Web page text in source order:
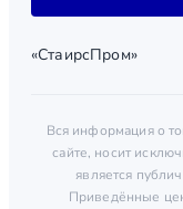
«СтаирсПром»
Вся информация о
сайте, носит
является
Приведённые